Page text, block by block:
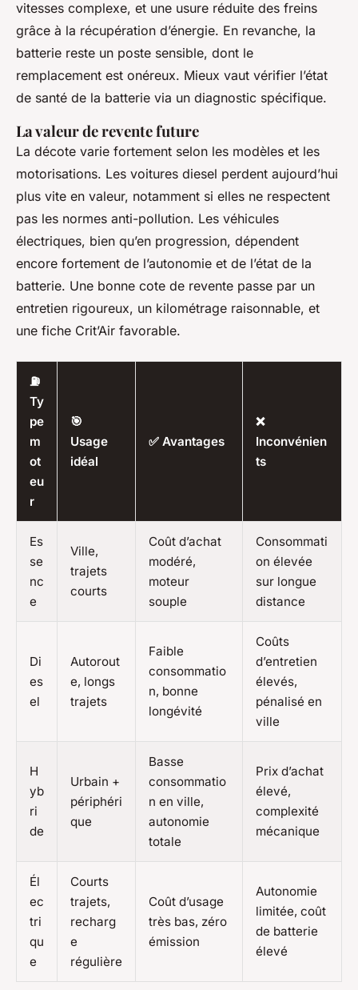
vitesses complexe, et une usure réduite des freins
grâce à la récupération d’énergie. En revanche, la
batterie reste un poste sensible, dont le
remplacement est onéreux. Mieux vaut vérifier l’état
de santé de la batterie via un diagnostic spécifique.
La valeur de revente future
La décote varie fortement selon les modèles et les
motorisations. Les voitures diesel perdent aujourd’hui
plus vite en valeur, notamment si elles ne respectent
pas les normes anti-pollution. Les véhicules
électriques, bien qu’en progression, dépendent
encore fortement de l’autonomie et de l’état de la
batterie. Une bonne cote de revente passe par un
entretien rigoureux, un kilométrage raisonnable, et
une fiche Crit’Air favorable.
⛽
Ty
pe
m
ot
eu
r
🎯
Usage
idéal
✅ Avantages
❌
Inconvénien
ts
Es
se
nc
e
Ville,
trajets
courts
Coût d’achat
modéré,
moteur
souple
Consommati
on élevée
sur longue
distance
Di
es
el
Autorout
e, longs
trajets
Faible
consommatio
n, bonne
longévité
Coûts
d’entretien
élevés,
pénalisé en
ville
H
yb
ri
de
Urbain +
périphéri
que
Basse
consommatio
n en ville,
autonomie
totale
Prix d’achat
élevé,
complexité
mécanique
Él
ec
tri
qu
e
Courts
trajets,
recharg
e
régulière
Coût d’usage
très bas, zéro
émission
Autonomie
limitée, coût
de batterie
élevé